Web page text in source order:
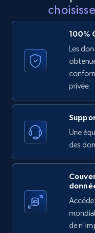
price, and more.
Etsy - Collect data
URL, Product id,
Reviews count shop,
price, and more.
1.9K+
Etsy - Collects
URL, Product id,
100%
Les
privée.
Une
des
de